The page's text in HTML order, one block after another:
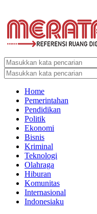
Home
Pemerintahan
Pendidikan
Politik
Ekonomi
Bisnis
Kriminal
Teknologi
Olahraga
Hiburan
Komunitas
Internasional
Indonesiaku